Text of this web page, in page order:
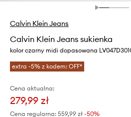
Calvin Klein Jeans
Calvin Klein Jeans sukienka
kolor czarny midi dopasowana
extra -5% z kodem: OFF*
Cena aktualna:
279,99 zł
Cena regularna: 559,99 zł -50%